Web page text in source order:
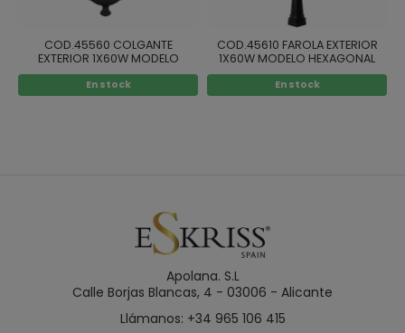
COD.45560 COLGANTE
EXTERIOR 1X60W MODELO
HEXAGONAL COLOR NEGRO
En stock
COD.45610 FAROLA EXTERIOR
1X60W MODELO HEXAGONAL
COLOR NEGRO
En stock
Apolana. S.L
Calle Borjas Blancas, 4 - 03006 - Alicante
Llámanos: +34 965 106 415